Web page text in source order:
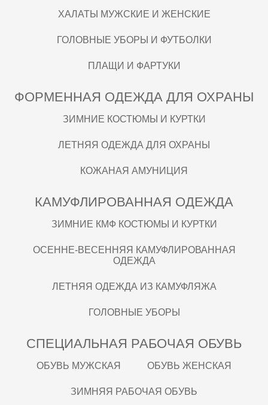
ХАЛАТЫ МУЖСКИЕ И ЖЕНСКИЕ
ГОЛОВНЫЕ УБОРЫ И ФУТБОЛКИ
ПЛАЩИ И ФАРТУКИ
ФОРМЕННАЯ ОДЕЖДА ДЛЯ ОХРАНЫ
ЗИМНИЕ КОСТЮМЫ И КУРТКИ
ЛЕТНЯЯ ОДЕЖДА ДЛЯ ОХРАНЫ
КОЖАНАЯ АМУНИЦИЯ
КАМУФЛИРОВАННАЯ ОДЕЖДА
ЗИМНИЕ КМФ КОСТЮМЫ И КУРТКИ
ОСЕННЕ-ВЕСЕННЯЯ КАМУФЛИРОВАННАЯ
ОДЕЖДА
ЛЕТНЯЯ ОДЕЖДА ИЗ КАМУФЛЯЖА
ГОЛОВНЫЕ УБОРЫ
СПЕЦИАЛЬНАЯ РАБОЧАЯ ОБУВЬ
ОБУВЬ МУЖСКАЯ ОБУВЬ ЖЕНСКАЯ
ЗИМНЯЯ РАБОЧАЯ ОБУВЬ